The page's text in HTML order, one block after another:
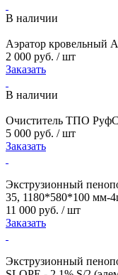
В наличии
Аэратор кровельный
2 000 руб. / шт
Заказать
В наличии
Очиститель ТПО
5 000 руб. / шт
Заказать
Экструзионный
35, 1180*580*100 мм-
11 000 руб. / шт
Заказать
Экструзионный